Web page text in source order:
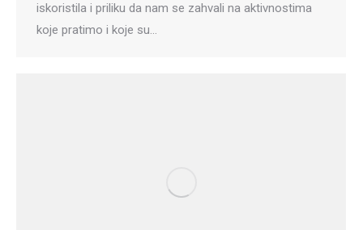
iskoristila i priliku da nam se zahvali na aktivnostima
koje pratimo i koje su…